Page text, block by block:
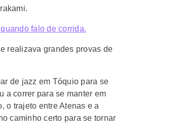
falo de corrida.
realizava grandes provas de
de jazz em Tóquio para se
a correr para se manter em
o trajeto entre Atenas e a
caminho certo para se tornar